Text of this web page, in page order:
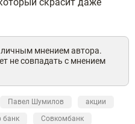
мнением автора.
не совпадать с мнением
Павел Шумилов
акции
банк Совкомбанк